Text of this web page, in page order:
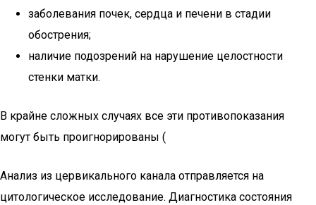
заболевания почек, сердца и печени в стадии
обострения;
наличие подозрений на нарушение целостности
стенки матки.
В крайне сложных случаях все эти противопоказания
могут быть проигнорированы (
Анализ из цервикального канала отправляется на
цитологическое исследование. Диагностика состояния